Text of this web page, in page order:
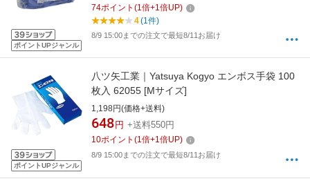
ポイントUPジャンル
74ポイント (1倍+1倍UP)
4(1件)
8/9 15:00までの注文で最短8/11お届け
ポイントUPジャンル
八ツ矢工業｜Yatsuya Kogyo エンボス手袋 100
枚入 62055 [Mサイズ]
1,198円(価格+送料)
648 円 +送料550円
10ポイント (1倍+1倍UP)
8/9 15:00までの注文で最短8/11お届け